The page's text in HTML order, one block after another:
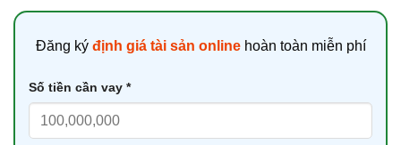
Đăng ký định giá tài sản onlinehoàn toàn miễn phí
Số tiền cần vay *